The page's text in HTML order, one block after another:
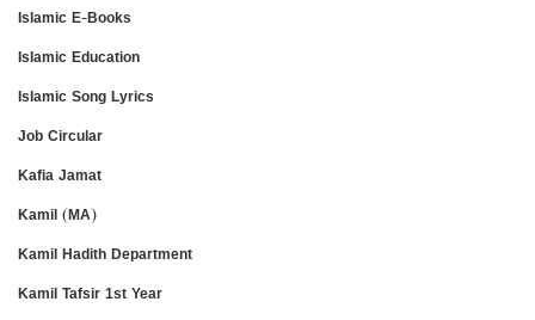
Islamic E-Books
Islamic Education
Islamic Song Lyrics
Job Circular
Kafia Jamat
Kamil (MA)
Kamil Hadith Department
Kamil Tafsir 1st Year